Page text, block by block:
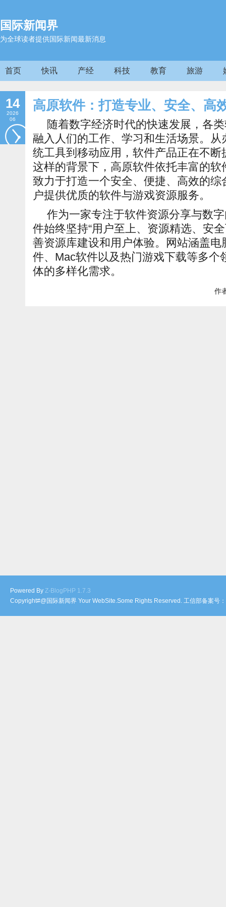
国际新闻界
为全球读者提供国际新闻最新消息
首页 快讯 产经 科技 教育 旅游
14
2026
06
高原软件：打造专业、安全、高
随着数字经济时代的快速发展，各
融入人们的工作、学习和生活场景。从
统工具到移动应用，软件产品正在不
这样的背景下，高原软件依托丰富的
致力于打造一个安全、便捷、高效的
户提供优质的软件与游戏资源服务。
作为一家专注于软件资源分享与数
件始终坚持“用户至上、资源精选、安
善资源库建设和用户体验。网站涵盖
件、Mac软件以及热门游戏下载等多个
体的多样化需求。
作
Powered By Z-BlogPHP 1.7.3
Copyright#@国际新闻界 Your WebSite.Some Rights Reserved. 工信部备案号：